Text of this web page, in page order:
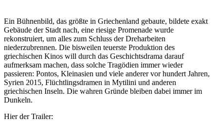
Ein Bühnenbild, das größte in Griechenland gebaute, bildete exakt
Gebäude der Stadt nach, eine riesige Promenade wurde
rekonstruiert, um alles zum Schluss der Dreharbeiten
niederzubrennen. Die bisweilen teuerste Produktion des
griechischen Kinos will durch das Geschichtsdrama darauf
aufmerksam machen, dass solche Tragödien immer wieder
passieren: Pontos, Kleinasien und viele anderer vor hundert Jahren,
Syrien 2015, Flüchtlingsdramen in Mytilini und anderen
griechischen Inseln. Die wahren Gründe bleiben dabei immer im
Dunkeln.
Hier der Trailer: